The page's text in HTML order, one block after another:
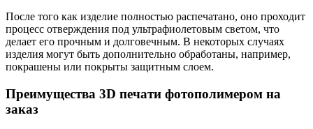
После того как изделие полностью распечатано, оно проходит
процесс отверждения под ультрафиолетовым светом, что
делает его прочным и долговечным. В некоторых случаях
изделия могут быть дополнительно обработаны, например,
покрашены или покрыты защитным слоем.
Преимущества 3D печати фотополимером на
заказ